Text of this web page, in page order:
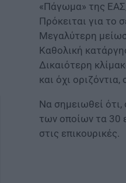
«Πάγωμα» της
Πρόκειται για το
Μεγαλύτερη
Καθολική
Δικαιότερη
και όχι
Να σημειωθεί
των οποίων τα 30
στις επικουρικές.